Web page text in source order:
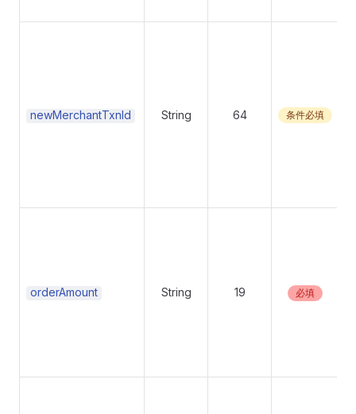
newMerchantTxnId String 64 条件必填
orderAmount String 19 必填